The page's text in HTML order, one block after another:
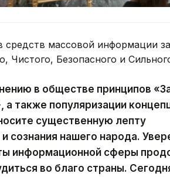
средств массовой информации
Чистого, Безопасного и
в обществе принципов
также популяризации
существенную лепту
сознания нашего народа.
информационной сферы
во благо страны.